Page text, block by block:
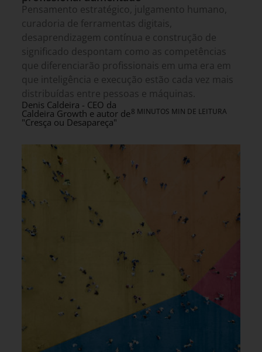
Pensamento estratégico, julgamento humano,
curadoria de ferramentas digitais,
desaprendizagem contínua e construção de
significado despontam como as competências
que diferenciarão profissionais em uma era em
que inteligência e execução estão cada vez mais
distribuídas entre pessoas e máquinas.
Denis Caldeira - CEO da
Caldeira Growth e autor de
"Cresça ou Desapareça"
8 MINUTOS MIN DE LEITURA